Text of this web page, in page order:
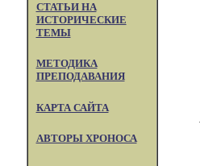
СТАТЬИ НА
ИСТОРИЧЕСКИЕ
ТЕМЫ
МЕТОДИКА
ПРЕПОДАВАНИЯ
КАРТА САЙТА
АВТОРЫ ХРОНОСА